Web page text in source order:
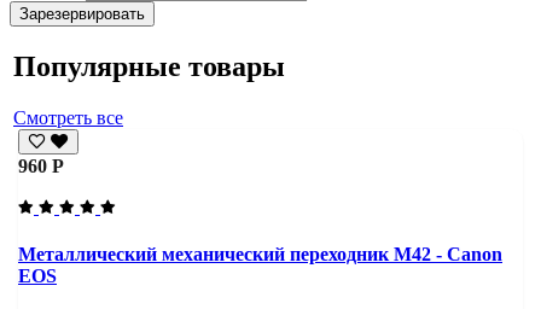
Зарезервировать
Популярные товары
Смотреть все
960 Р
Металлический механический переходник M42 - Canon
EOS